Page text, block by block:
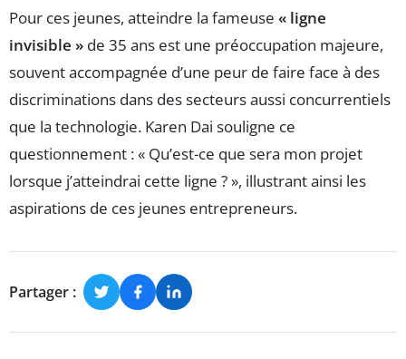
Pour ces jeunes, atteindre la fameuse « ligne
invisible » de 35 ans est une préoccupation majeure,
souvent accompagnée d’une peur de faire face à des
discriminations dans des secteurs aussi concurrentiels
que la technologie. Karen Dai souligne ce
questionnement : « Qu’est-ce que sera mon projet
lorsque j’atteindrai cette ligne ? », illustrant ainsi les
aspirations de ces jeunes entrepreneurs.
Partager :